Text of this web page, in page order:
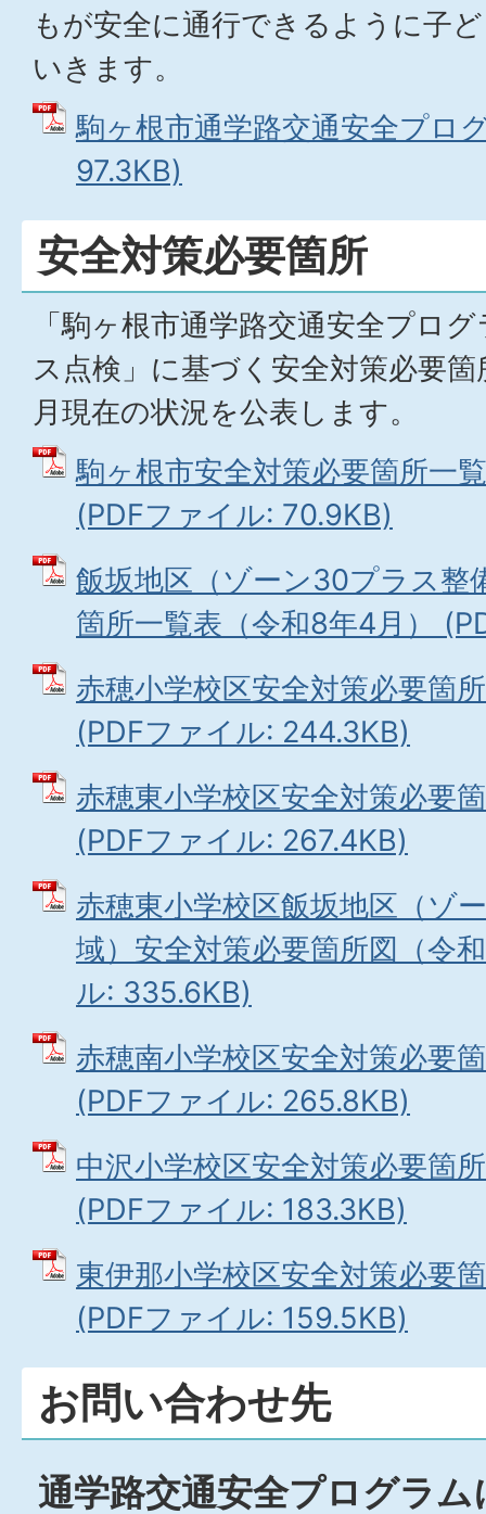
もが安全に通行できるように子
いきます。
駒ヶ根市通学路交通安全プロ
97.3KB)
安全対策必要箇所
「駒ヶ根市通学路交通安全プロ
ス点検」に基づく安全対策必要
月現在の状況を公表します。
駒ヶ根市安全対策必要箇所一
(PDFファイル: 70.9KB)
飯坂地区（ゾーン30プラス整
箇所一覧表（令和8年4月）
赤穂小学校区安全対策必要箇
(PDFファイル: 244.3KB)
赤穂東小学校区安全対策必要
(PDFファイル: 267.4KB)
赤穂東小学校区飯坂地区（ゾ
域）安全対策必要箇所図（令
ル: 335.6KB)
赤穂南小学校区安全対策必要
(PDFファイル: 265.8KB)
中沢小学校区安全対策必要箇
(PDFファイル: 183.3KB)
東伊那小学校区安全対策必要
(PDFファイル: 159.5KB)
お問い合わせ先
通学路交通安全プログラ